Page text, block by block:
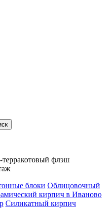
флэш
блоки Облицовочный
кирпич в Иваново
Силикатный кирпич